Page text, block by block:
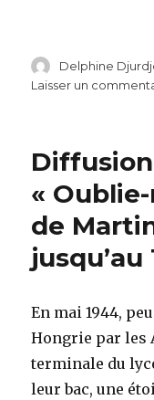
Auteur
Delphine
Laisser un
«
de
jusqu’au
En mai 1944,
Hongrie par les
terminale du
leur bac, une